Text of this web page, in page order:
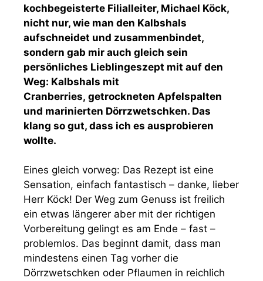
kochbegeisterte Filialleiter, Michael Köck,
nicht nur, wie man den Kalbshals
aufschneidet und zusammenbindet,
sondern gab mir auch gleich sein
persönliches Lieblingeszept mit auf den
Weg: Kalbshals mit
Cranberries, getrockneten Apfelspalten
und marinierten Dörrzwetschken. Das
klang so gut, dass ich es ausprobieren
wollte.
Eines gleich vorweg: Das Rezept ist eine
Sensation, einfach fantastisch – danke, lieber
Herr Köck! Der Weg zum Genuss ist freilich
ein etwas längerer aber mit der richtigen
Vorbereitung gelingt es am Ende – fast –
problemlos. Das beginnt damit, dass man
mindestens einen Tag vorher die
Dörrzwetschken oder Pflaumen in reichlich